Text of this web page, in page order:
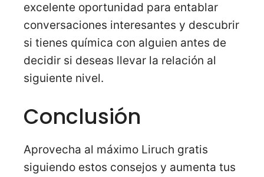
excelente oportunidad para entablar
conversaciones interesantes y descubrir
si tienes química con alguien antes de
decidir si deseas llevar la relación al
siguiente nivel.
Conclusión
Aprovecha al máximo Liruch gratis
siguiendo estos consejos y aumenta tus